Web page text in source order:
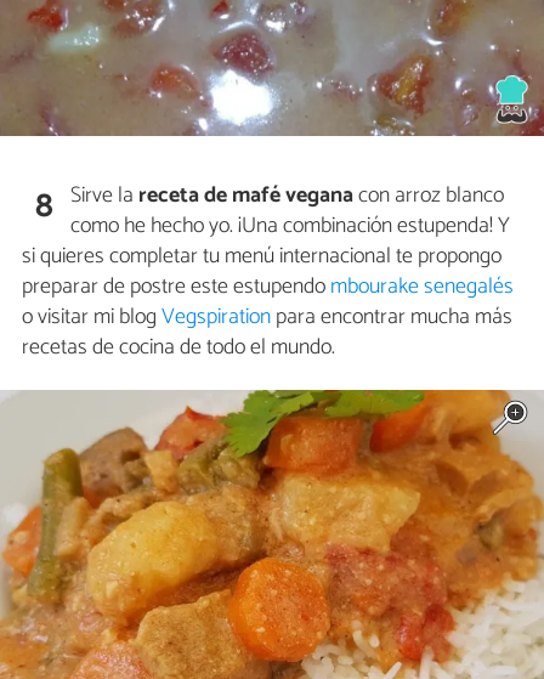
8 Sirve la receta de mafé veganacon arroz blanco
como he hecho yo. ¡Una combinación estupenda! Y
si quieres completar tu menú internacional te propongo
preparar de postre este estupendombourake senegalés
o visitar mi blogVegspirationpara encontrar mucha más
recetas de cocina de todo el mundo.